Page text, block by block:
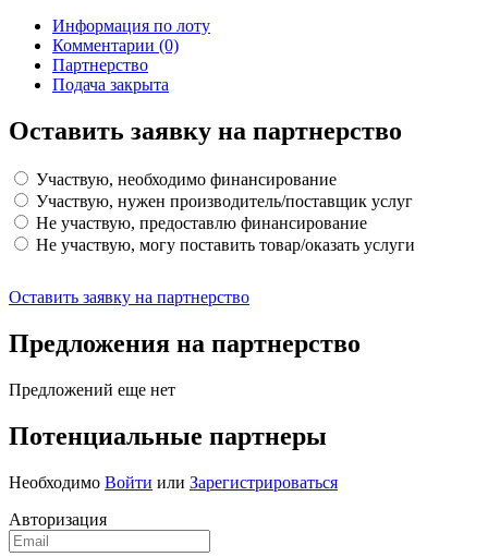
Информация по лоту
Комментарии (0)
Партнерство
Подача закрыта
Оставить заявку на партнерство
Участвую, необходимо финансирование
Участвую, нужен производитель/поставщик услуг
Не участвую, предоставлю финансирование
Не участвую, могу поставить товар/оказать услуги
Оставить заявку на партнерство
Предложения на партнерство
Предложений еще нет
Потенциальные партнеры
Необходимо Войти или Зарегистрироваться
Авторизация